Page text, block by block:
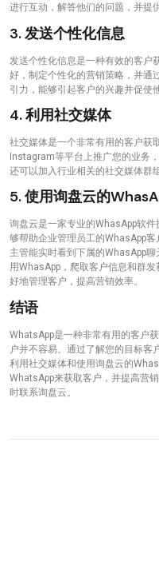
进行互动，解答他们的问题，并提
3. 发送个性化信息
发送个性化信息是一种有效的客户
好，制定个性化的营销策略，并通
引力，能够引起客户的兴趣并促使
4. 利用社交媒体
社交媒体是一个非常有用的客户获
Instagram等平台上推广您的业务
还可以加入行业相关的社交媒体群
5. 使用询盘云的
询盘云是一家专业的WhasApp软
够帮助企业管理员工的WhasApp
主管能实时看到下属的WhasApp
用WhasApp，爬取客户信息和群
好地管理客户，提高营销效率。
结语
WhatsApp是一种非常有用的客户
户并不容易。通过了解您的目标客
利用社交媒体和使用询盘云的
WhatsApp来获取客户，并提高营
时联系询盘云。